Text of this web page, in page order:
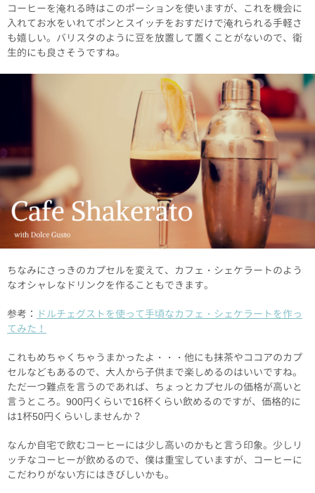
コーヒーを淹れる時はこのポーションを使いますが、これを機会に
入れてお水をいれてポンとスイッチをおすだけで淹れられる手軽さ
も嬉しい。バリスタのように豆を放置して置くことがないので、衛
生的にも良さそうですね。
ちなみにさっきのカプセルを変えて、カフェ・シェケラートのよう
なオシャレなドリンクを作ることもできます。
参考： ドルチェグストを使って手頃なカフェ・シェケラートを作っ
てみた！
これもめちゃくちゃうまかったよ・・・他にも抹茶やココアのカプ
セルなどもあるので、大人から子供まで楽しめるのはいいですね。
ただ一つ難点を言うのであれば、ちょっとカプセルの価格が高いと
言うところ。900円くらいで16杯くらい飲めるのですが、価格的に
は1杯50円くらいしませんか？
なんか自宅で飲むコーヒーには少し高いのかもと言う印象。少しリ
ッチなコーヒーが飲めるので、僕は重宝していますが、コーヒーに
こだわりがない方にはきびしいかも。